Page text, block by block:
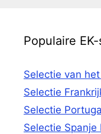
Populaire
Selectie van
Selectie
Selectie
Selectie Spanje